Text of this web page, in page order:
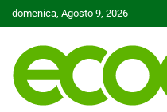
Skip
to
domenica, Agosto 9, 2026